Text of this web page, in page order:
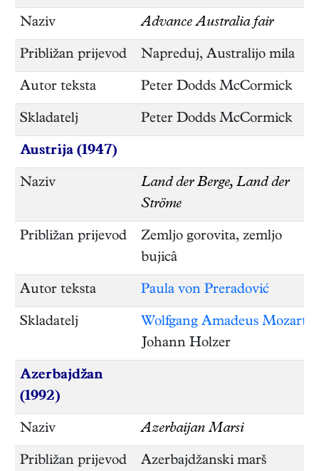
Naziv Advance Australia fair
Približan prijevod Napreduj, Australijo mila
Autor teksta Peter Dodds McCormick
Skladatelj Peter Dodds McCormick
Austrija (1947)
Naziv
Land der Berge, Land der
Ströme
Približan prijevod
Zemljo gorovita, zemljo
bujicâ
Autor teksta Paula von Preradović
Skladatelj
Wolfgang Amadeus Mozart
Johann Holzer
Azerbajdžan
(1992)
Naziv Azerbaijan Marsi
Približan prijevod Azerbajdžanski marš